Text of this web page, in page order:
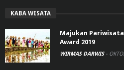
KABA WISATA
Majukan
Award 2019
WIRMAS DARWIS -